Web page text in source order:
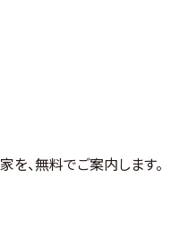
を、無料でご案内します。